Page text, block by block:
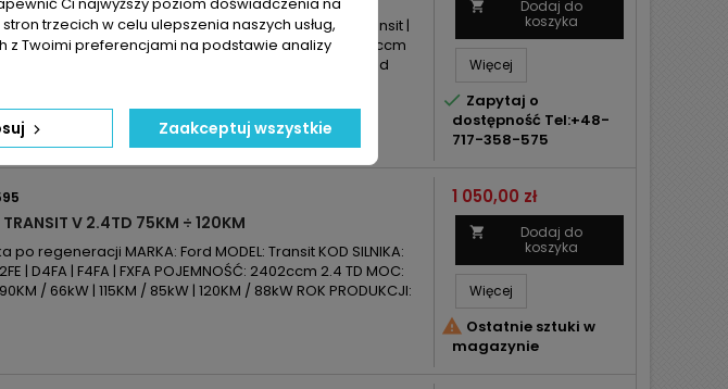
po regeneracji MARKA: Ford | Land Rover MODEL: Transit |
244DT | H9FB | H9FD | PUMAPOJEMNOŚĆ: 2402ccm
122KM / 90kW | 140KM / 103kW ROK PRODUKCJI: Od

Dodaj do
koszyka
Więcej
 Zapytaj o
dostępność Tel:+48-
717-358-575
TRANSIT V 2.4TD 75KM ÷ 120KM
po regeneracji MARKA: Ford MODEL: Transit KOD SILNIKA:
| D4FA | F4FA | FXFA POJEMNOŚĆ: 2402ccm 2.4 TD MOC:
/ 66kW | 115KM / 85kW | 120KM / 88kW ROK PRODUKCJI:
Cena
1 050,00 zł

Dodaj do
koszyka
Więcej
 Ostatnie sztuki w
magazynie
trzecich w celu ulepszenia naszych usług,
z Twoimi preferencjami na podstawie analizy
Zaakceptuj wszystkie